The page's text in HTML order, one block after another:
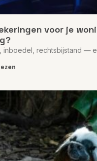
voor je
inboedel, rechtsbijstand —